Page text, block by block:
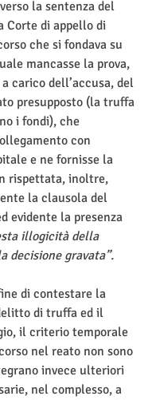
la sentenza del
Corte di appello di
che si fondava su
mancasse la prova,
carico dell’accusa, del
presupposto (la truffa
i fondi), che
con
e ne fornisse la
rispettata, inoltre,
la clausola del
evidente la presenza
illogicità della
decisione gravata”.
di contestare la
di truffa ed il
il criterio temporale
nel reato non sono
invece ulteriori
nel complesso, a